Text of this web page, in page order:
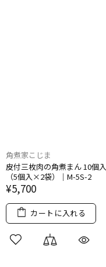
角煮家こじま
皮付三枚肉の​角煮まん 10個入​
（5個入×2袋）​｜M-5S-2
¥5,700
カートに入れる